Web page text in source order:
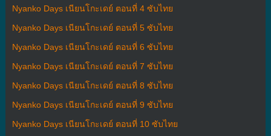
Nyanko Days เนียนโกะเดย์ ตอนที่ 4 ซับไทย
Nyanko Days เนียนโกะเดย์ ตอนที่ 5 ซับไทย
Nyanko Days เนียนโกะเดย์ ตอนที่ 6 ซับไทย
Nyanko Days เนียนโกะเดย์ ตอนที่ 7 ซับไทย
Nyanko Days เนียนโกะเดย์ ตอนที่ 8 ซับไทย
Nyanko Days เนียนโกะเดย์ ตอนที่ 9 ซับไทย
Nyanko Days เนียนโกะเดย์ ตอนที่ 10 ซับไทย